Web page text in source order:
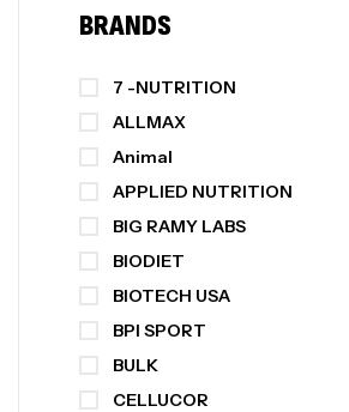
BRANDS
7 -NUTRITION
ALLMAX
Animal
APPLIED NUTRITION
BIG RAMY LABS
BIODIET
BIOTECH USA
BPI SPORT
BULK
CELLUCOR